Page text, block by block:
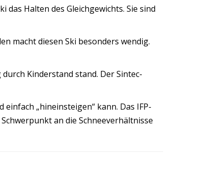
Halten des Gleichgewichts. Sie sind
macht diesen Ski besonders wendig.
Kinderstand stand. Der Sintec-
„hineinsteigen“ kann. Das IFP-
an die Schneeverhältnisse